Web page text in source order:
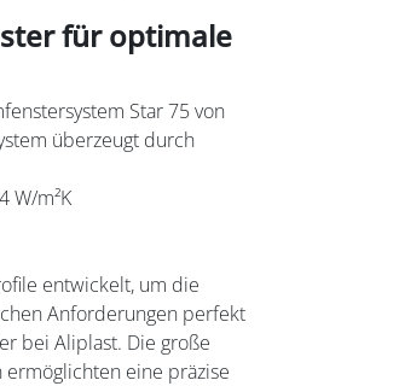
für optimale
Star 75 von
überzeugt durch
W/m²K
entwickelt, um die
Anforderungen perfekt
bei Aliplast. Die große
ermöglichten eine präzise